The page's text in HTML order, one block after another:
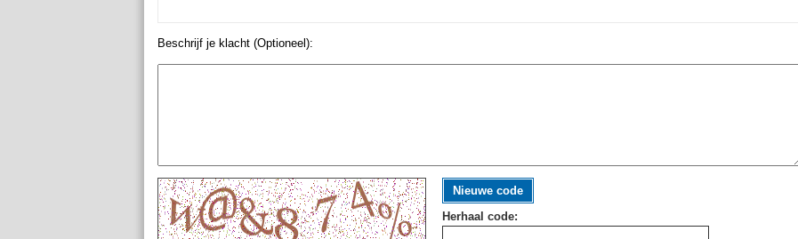
Beschrijf je klacht (Optioneel):
Nieuwe code
Herhaal code: